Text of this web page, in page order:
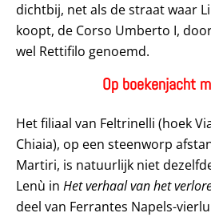
dichtbij, net als de straat waar
koopt, de Corso Umberto I,
wel Rettifilo genoemd.
Op boekenjacht
Het filiaal van Feltrinelli (hoek
Chiaia), op een steenworp
Martiri, is natuurlijk niet
Lenù in Het verhaal van het
deel van Ferrantes Napels-